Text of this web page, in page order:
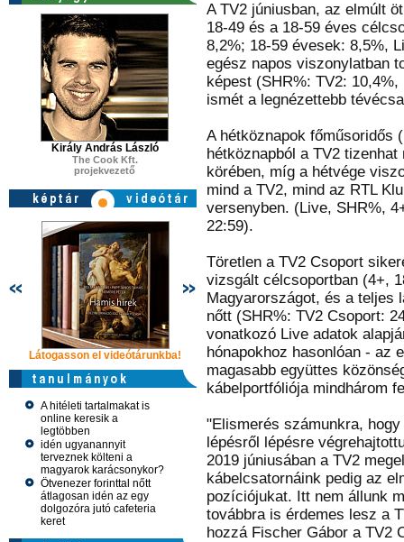
Király András László
The Cook Kft.
projekvezető
Látogasson el videótárunkba! Látogasson el videótárunkba!Látogasson
A hitéleti tartalmakat is
online keresik a
legtöbben
idén ugyanannyit
terveznek költeni a
magyarok karácsonykor?
Ötvenezer forinttal nőtt
átlagosan idén az egy
dolgozóra jutó cafeteria
keret
A TV2 júniusban, az elmúlt
18-49 és a 18-59 éves
8,2%; 18-59 évesek: 8,5%,
egész napos viszonylatban
képest (SHR%: TV2:
ismét a legnézettebb
A hétköznapok főműsoridős
hétköznapból a TV2
körében, míg a hétvége
mind a TV2, mind az RTL
versenyben. (Live, SHR%,
22:59).
Töretlen a TV2 Csoport
vizsgált célcsoportban (4+,
Magyarországot, és a teljes
nőtt (SHR%: TV2 Csoport:
vonatkozó Live adatok
hónapokhoz hasonlóan - az
magasabb együttes
kábelportfóliója mindhárom
"Elismerés számunkra,
lépésről lépésre
2019 júniusában a TV2
kábelcsatornáink pedig az
pozíciójukat. Itt nem állunk
továbbra is érdemes lesz a
hozzá Fischer Gábor a TV2